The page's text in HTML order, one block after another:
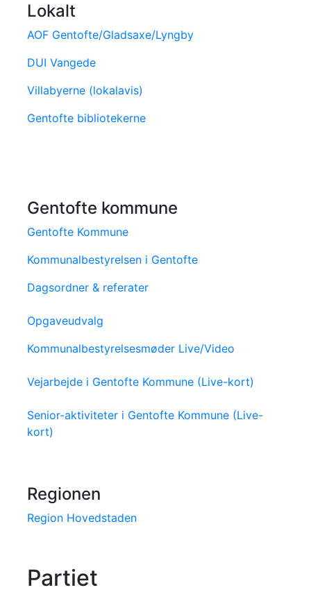
Lokalt
AOF Gentofte/Gladsaxe/Lyngby
DUI Vangede
Villabyerne (lokalavis)
Gentofte bibliotekerne
Gentofte kommune
Gentofte Kommune
Kommunalbestyrelsen i Gentofte
Dagsordner & referater
Opgaveudvalg
Kommunalbestyrelsesmøder Live/Video
Vejarbejde i Gentofte Kommune (Live-kort)
Senior-aktiviteter i Gentofte Kommune (Live-
kort)
Regionen
Region Hovedstaden
Partiet